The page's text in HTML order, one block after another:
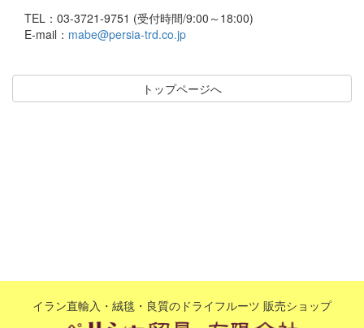
TEL：03-3721-9751 (受付時間/9:00～18:00)
E-mail： mabe@persia-trd.co.jp
トップページへ
イラン直輸入・絨毯・良質のドライフルーツ 販売ショップ